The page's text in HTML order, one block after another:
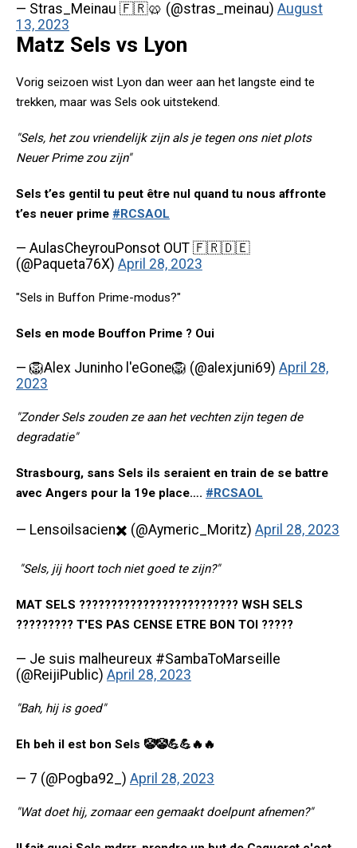
— Stras_Meinau 🇫🇷🥨 (@stras_meinau) August
13, 2023
Matz Sels vs Lyon
Vorig seizoen wist Lyon dan weer aan het langste eind te
trekken, maar was Sels ook uitstekend.
"Sels, het zou vriendelijk zijn als je tegen ons niet plots
Neuer Prime zou zijn"
Sels t’es gentil tu peut être nul quand tu nous affronte
t’es neuer prime #RCSAOL
— AulasCheyrouPonsot OUT 🇫🇷🇩🇪
(@Paqueta76X) April 28, 2023
"Sels in Buffon Prime-modus?"
Sels en mode Bouffon Prime ? Oui
— 🦁Alex Juninho l'eGone🦁 (@alexjuni69) April 28,
2023
"Zonder Sels zouden ze aan het vechten zijn tegen de
degradatie"
Strasbourg, sans Sels ils seraient en train de se battre
avec Angers pour la 19e place…. #RCSAOL
— Lensoilsacien✖️ (@Aymeric_Moritz) April 28, 2023
"Sels, jij hoort toch niet goed te zijn?"
MAT SELS ????????????????????????? WSH SELS
????????? T'ES PAS CENSE ETRE BON TOI ?????
— Je suis malheureux #SambaToMarseille
(@ReijiPublic) April 28, 2023
"Bah, hij is goed"
Eh beh il est bon Sels 🤡🤡💪💪🔥🔥
— 7 (@Pogba92_) April 28, 2023
"Wat doet hij, zomaar een gemaakt doelpunt afnemen?"